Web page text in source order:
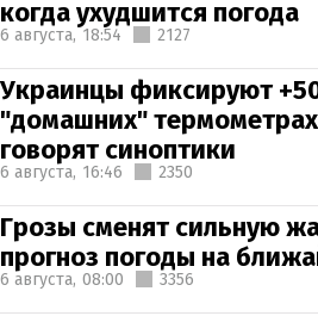
когда ухудшится погода
6 августа, 18:54 2127
Украинцы фиксируют
"домашних"
говорят синоптики
6 августа, 16:46 2350
Грозы сменят сильную
прогноз погоды на
6 августа, 08:00 3356